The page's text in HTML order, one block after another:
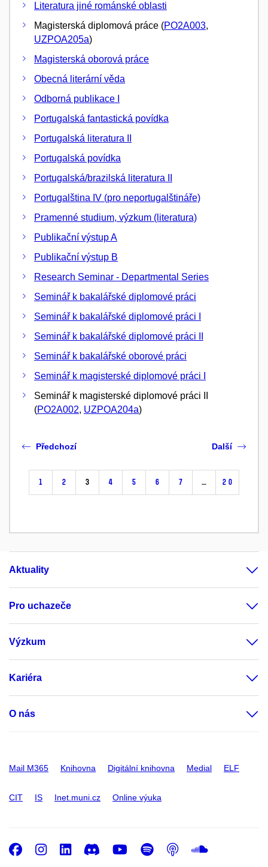
Literatura jiné románské oblasti
Magisterská diplomová práce (PO2A003,
UZPOA205a)
Magisterská oborová práce
Obecná literární věda
Odborná publikace I
Portugalská fantastická povídka
Portugalská literatura II
Portugalská povídka
Portugalská/brazilská literatura II
Portugalština IV (pro neportugalštináře)
Pramenné studium, výzkum (literatura)
Publikační výstup A
Publikační výstup B
Research Seminar - Departmental Series
Seminář k bakalářské diplomové práci
Seminář k bakalářské diplomové práci I
Seminář k bakalářské diplomové práci II
Seminář k bakalářské oborové práci
Seminář k magisterské diplomové práci I
Seminář k magisterské diplomové práci II
(PO2A002, UZPOA204a)
Předchozí
1 2 3 4 5 6 7 … 20
Další
Aktuality
Pro uchazeče
Výzkum
Kariéra
O nás
Mail M365 Knihovna Digitální knihovna Medial ELF
CIT IS Inet.muni.cz Online výuka
Facebook
Instagram
LinkedIn
DiscordYoutube
Spotify
Podcast